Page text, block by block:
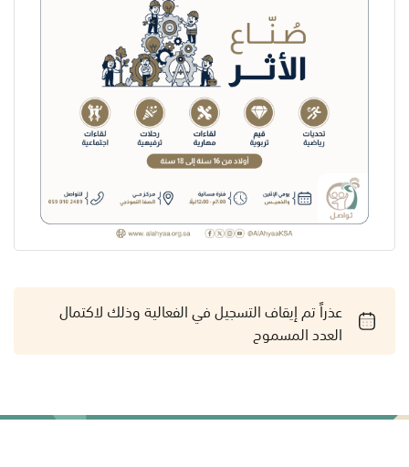
عذراً تم إيقاف التسجيل في الفعالية وذلك لاكتمال
العدد المسموح